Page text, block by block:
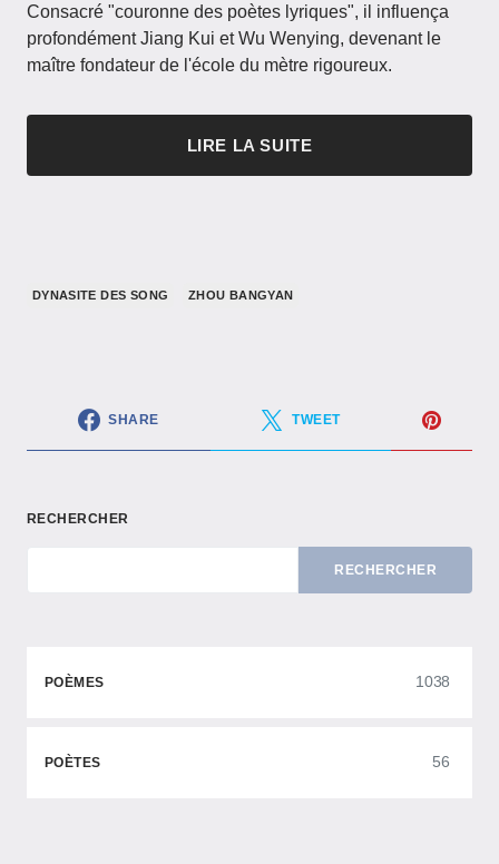
Consacré "couronne des poètes lyriques", il influença
profondément Jiang Kui et Wu Wenying, devenant le
maître fondateur de l'école du mètre rigoureux.
LIRE LA SUITE
DYNASITE DES SONG ZHOU BANGYAN
SHARE TWEET
RECHERCHER
RECHERCHER
POÈMES 1038
POÈTES 56